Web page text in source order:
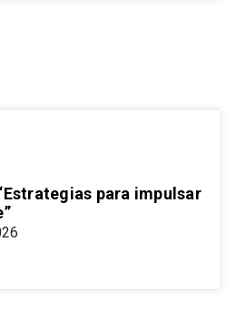
para impulsar